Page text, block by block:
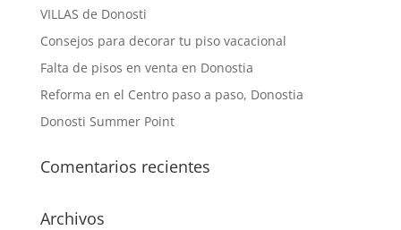
VILLAS de Donosti
Consejos para decorar tu piso vacacional
Falta de pisos en venta en Donostia
Reforma en el Centro paso a paso, Donostia
Donosti Summer Point
Comentarios recientes
Archivos